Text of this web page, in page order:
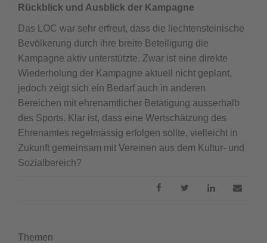
Rückblick und Ausblick der Kampagne
Das LOC war sehr erfreut, dass die liechtensteinische
Bevölkerung durch ihre breite Beteiligung die
Kampagne aktiv unterstützte. Zwar ist eine direkte
Wiederholung der Kampagne aktuell nicht geplant,
jedoch zeigt sich ein Bedarf auch in anderen
Bereichen mit ehrenamtlicher Betätigung ausserhalb
des Sports. Klar ist, dass eine Wertschätzung des
Ehrenamtes regelmässig erfolgen sollte, vielleicht in
Zukunft gemeinsam mit Vereinen aus dem Kultur- und
Sozialbereich?
Themen